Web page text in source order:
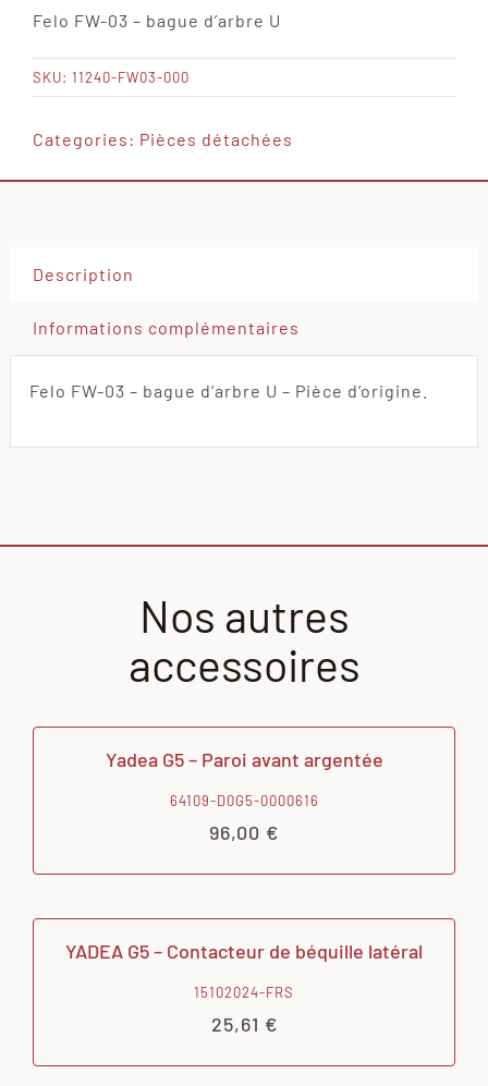
03
-
bague
Felo FW-03 – bague d’arbre U
SKU: 11240-FW03-000
Categories: Pièces détachées
Description
Informations complémentaires
Felo FW-03 – bague d’arbre U – Pièce d’origine.
Nos autres
accessoires
Yadea G5 – Paroi avant argentée
64109-D0G5-0000616
96,00 €
YADEA G5 – Contacteur de béquille latéral
15102024-FRS
25,61 €